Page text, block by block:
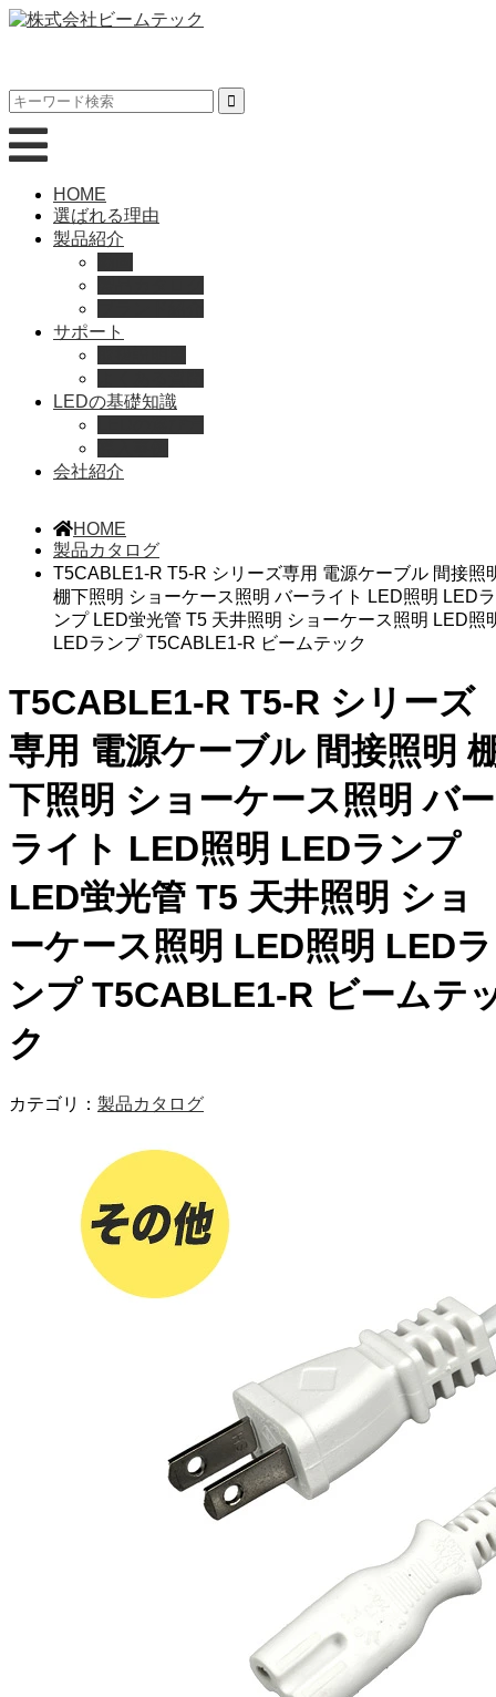
HOME
選ばれる理由
製品紹介
サポート
LEDの基礎知識
会社紹介
HOME
製品カタログ
T5CABLE1-R T5-R シリーズ専用 電源ケーブル 間接照
棚下照明 ショーケース照明 バーライト LED照明 LEDラ
ンプ LED蛍光管 T5 天井照明 ショーケース照明 LED照
LEDランプ T5CABLE1-R ビームテック
T5CABLE1-R T5-R シリーズ
専用 電源ケーブル 間接照明
下照明 ショーケース照明 バー
ライト LED照明 LEDランプ
LED蛍光管 T5 天井照明 ショ
ーケース照明 LED照明 LEDラ
ンプ T5CABLE1-R ビームテ
ク
カテゴリ： 製品カタログ